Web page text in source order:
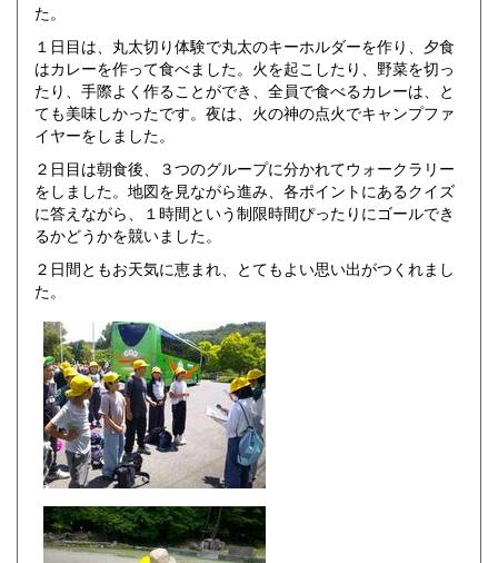
た。
１日目は、丸太切り体験で丸太のキーホルダーを作り、夕食
はカレーを作って食べました。火を起こしたり、野菜を切っ
たり、手際よく作ることができ、全員で食べるカレーは、と
ても美味しかったです。夜は、火の神の点火でキャンプファ
イヤーをしました。
２日目は朝食後、３つのグループに分かれてウォークラリー
をしました。地図を見ながら進み、各ポイントにあるクイズ
に答えながら、１時間という制限時間ぴったりにゴールでき
るかどうかを競いました。
２日間ともお天気に恵まれ、とてもよい思い出がつくれまし
た。